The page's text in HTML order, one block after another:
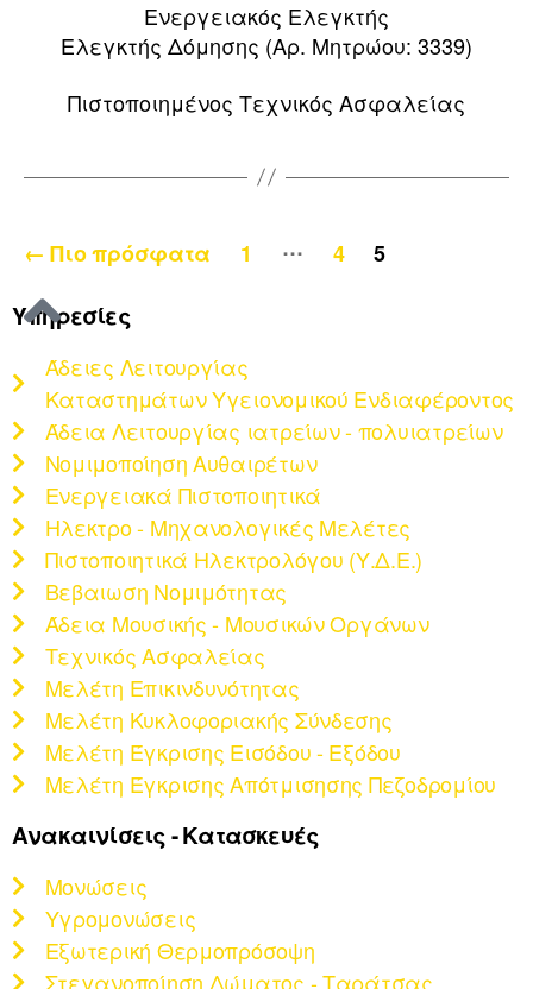
Ενεργειακός Ελεγκτής
Ελεγκτής Δόμησης (Αρ. Μητρώου: 3339)
Πιστοποιημένος Τεχνικός Ασφαλείας
← Πιο πρόσφατα 1 … 4 5
Υπηρεσίες
Άδειες Λειτουργίας
Καταστημάτων Υγειονομικού Ενδιαφέροντος
Άδεια Λειτουργίας ιατρείων - πολυιατρείων
Νομιμοποίηση Αυθαιρέτων
Ενεργειακά Πιστοποιητικά
Ηλεκτρο - Μηχανολογικές Μελέτες
Πιστοποιητικά Ηλεκτρολόγου (Υ.Δ.Ε.)
Βεβαιωση Νομιμότητας
Άδεια Μουσικής - Μουσικών Οργάνων
Τεχνικός Ασφαλείας
Μελέτη Επικινδυνότητας
Μελέτη Κυκλοφοριακής Σύνδεσης
Μελέτη Έγκρισης Εισόδου - Εξόδου
Μελέτη Έγκρισης Απότμισησης Πεζοδρομίου
Ανακαινίσεις - Κατασκευές
Μονώσεις
Υγρομονώσεις
Εξωτερική Θερμοπρόσοψη
Στεγανοποίηση Δώματος - Ταράτσας